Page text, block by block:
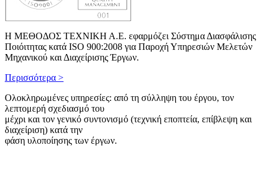
Η ΜΕΘΟΔΟΣ ΤΕΧΝΙΚΗ Α.Ε. εφαρμόζει Σύστημα Διασφάλισης
Ποιόιτητας κατά ISO 900:2008 για Παροχή Υπηρεσιών Μελετών
Μηχανικού και Διαχείρισης Έργων.
Περισσότερα >
Ολοκληρωμένες υπηρεσίες: από τη σύλληψη του έργου, τον
λεπτομερή σχεδιασμό του
μέχρι και τον γενικό συντονισμό (τεχνική εποπτεία, επίβλεψη και
διαχείριση) κατά την
φάση υλοποίησης των έργων.